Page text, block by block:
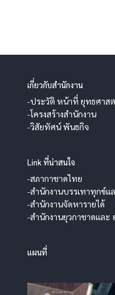
เกี่ยวกับสำนักงาน
-ประวัติ หน้าที่ ยุทธศาส
-โครงสร้างสำนักงาน
-วิสัยทัศน์ พันธกิจ
Link ที่น่าสนใจ
-สภากาชาดไทย
-สำนักงานบรรเทาทุกข์
-สำนักงานจัดหารายได้
-สำนักงานยุวกาชาดและ
แผนที่